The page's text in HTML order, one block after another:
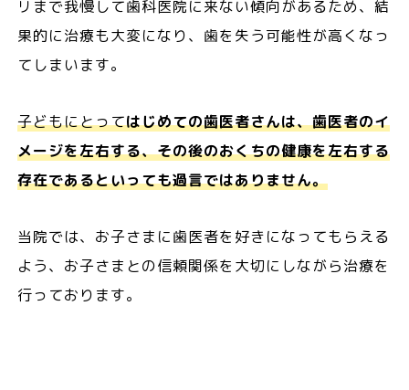
リまで我慢して歯科医院に来ない傾向があるため、結
果的に治療も大変になり、歯を失う可能性が高くなっ
てしまいます。
子どもにとってはじめての歯医者さんは、歯医者のイ
メージを左右する、その後のおくちの健康を左右する
存在であるといっても過言ではありません。
当院では、お子さまに歯医者を好きになってもらえる
よう、お子さまとの信頼関係を大切にしながら治療を
行っております。